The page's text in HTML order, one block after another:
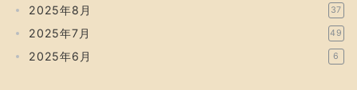
2025年8月 37
2025年7月 49
2025年6月 6